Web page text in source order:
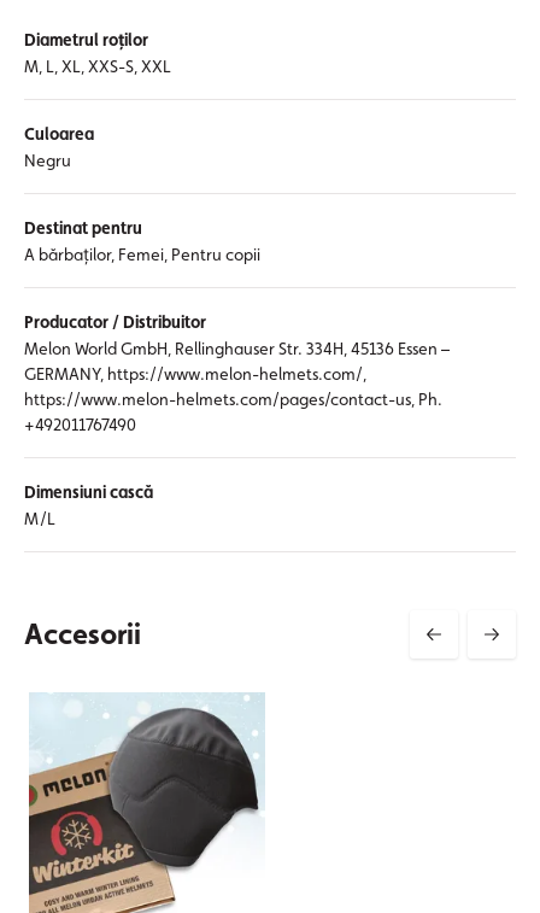
Diametrul roților
M, L, XL, XXS-S, XXL
Culoarea
Negru
Destinat pentru
A bărbaților, Femei, Pentru copii
Producator / Distribuitor
Melon World GmbH, Rellinghauser Str. 334H, 45136 Essen –
GERMANY, https://www.melon-helmets.com/,
https://www.melon-helmets.com/pages/contact-us, Ph.
+492011767490
Dimensiuni cască
M/L
Accesorii